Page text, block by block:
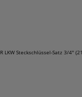
LKW Steckschlüssel-Satz 3/4"